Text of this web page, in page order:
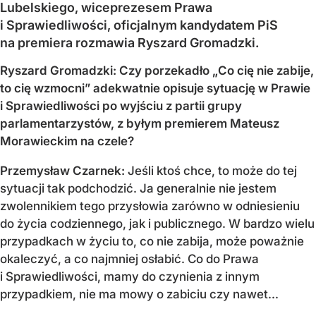
Lubelskiego, wiceprezesem Prawa
i Sprawiedliwości, oficjalnym kandydatem PiS
na premiera rozmawia Ryszard Gromadzki.
Ryszard Gromadzki: Czy porzekadło „Co cię nie zabije,
to cię wzmocni” adekwatnie opisuje sytuację w Prawie
i Sprawiedliwości po wyjściu z partii grupy
parlamentarzystów, z byłym premierem Mateusz
Morawieckim na czele?
Przemysław Czarnek: Jeśli ktoś chce, to może do tej
sytuacji tak podchodzić. Ja generalnie nie jestem
zwolennikiem tego przysłowia zarówno w odniesieniu
do życia codziennego, jak i publicznego. W bardzo wielu
przypadkach w życiu to, co nie zabija, może poważnie
okaleczyć, a co najmniej osłabić. Co do Prawa
i Sprawiedliwości, mamy do czynienia z innym
przypadkiem, nie ma mowy o zabiciu czy nawet...